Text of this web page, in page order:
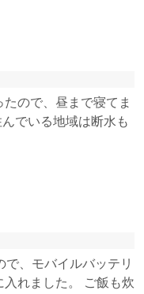
ので、昼まで寝てま
でいる地域は断水も
、モバイルバッテリ
れました。 ご飯も炊